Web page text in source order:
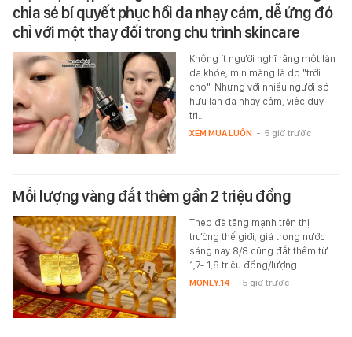
chia sẻ bí quyết phục hồi da nhạy cảm, dễ ửng đỏ
chỉ với một thay đổi trong chu trình skincare
Không ít người nghĩ rằng một làn
da khỏe, mịn màng là do "trời
cho". Nhưng với nhiều người sở
hữu làn da nhạy cảm, việc duy
trì…
XEM MUA LUÔN - 5 giờ trước
Mỗi lượng vàng đắt thêm gần 2 triệu đồng
Theo đà tăng mạnh trên thị
trường thế giới, giá trong nước
sáng nay 8/8 cũng đắt thêm từ
1,7- 1,8 triệu đồng/lượng.
MONEY.14 - 5 giờ trước